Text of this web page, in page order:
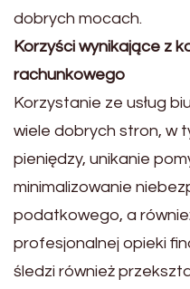
dobrych mocach.
Korzyści wynikające z
rachunkowego
Korzystanie ze usług
wiele dobrych stron, w
pieniędzy, unikanie
minimalizowanie
podatkowego, a
profesjonalnej opieki
śledzi również